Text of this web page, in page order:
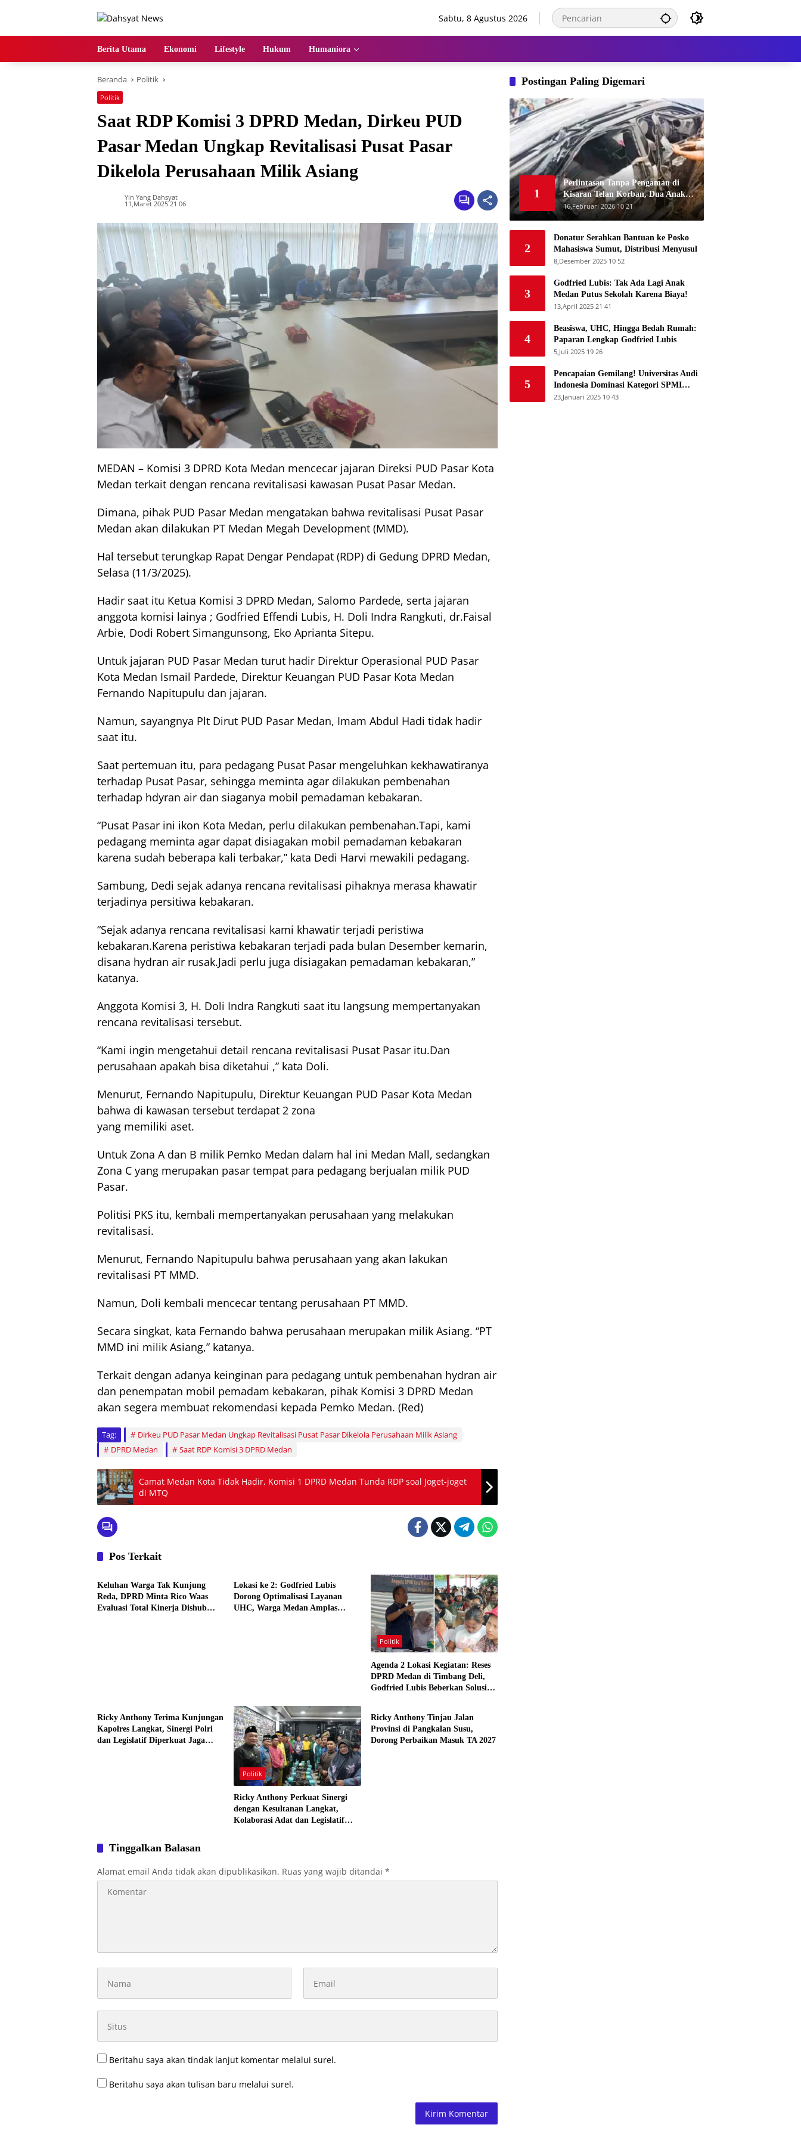
Sabtu, 8 Agustus 2026
Berita Utama Ekonomi Lifestyle Hukum Humaniora
Beranda Politik
Politik
Saat RDP Komisi 3 DPRD Medan, Dirkeu PUD
Pasar Medan Ungkap Revitalisasi Pusat Pasar
Dikelola Perusahaan Milik Asiang
Yin Yang Dahsyat
11,Maret 2025 21 06
MEDAN – Komisi 3 DPRD Kota Medan mencecar jajaran Direksi PUD Pasar Kota
Medan terkait dengan rencana revitalisasi kawasan Pusat Pasar Medan.
Dimana, pihak PUD Pasar Medan mengatakan bahwa revitalisasi Pusat Pasar
Medan akan dilakukan PT Medan Megah Development (MMD).
Hal tersebut terungkap Rapat Dengar Pendapat (RDP) di Gedung DPRD Medan,
Selasa (11/3/2025).
Hadir saat itu Ketua Komisi 3 DPRD Medan, Salomo Pardede, serta jajaran
anggota komisi lainya ; Godfried Effendi Lubis, H. Doli Indra Rangkuti, dr.Faisal
Arbie, Dodi Robert Simangunsong, Eko Aprianta Sitepu.
Untuk jajaran PUD Pasar Medan turut hadir Direktur Operasional PUD Pasar
Kota Medan Ismail Pardede, Direktur Keuangan PUD Pasar Kota Medan
Fernando Napitupulu dan jajaran.
Namun, sayangnya Plt Dirut PUD Pasar Medan, Imam Abdul Hadi tidak hadir
saat itu.
Saat pertemuan itu, para pedagang Pusat Pasar mengeluhkan kekhawatiranya
terhadap Pusat Pasar, sehingga meminta agar dilakukan pembenahan
terhadap hdyran air dan siaganya mobil pemadaman kebakaran.
“Pusat Pasar ini ikon Kota Medan, perlu dilakukan pembenahan.Tapi, kami
pedagang meminta agar dapat disiagakan mobil pemadaman kebakaran
karena sudah beberapa kali terbakar,” kata Dedi Harvi mewakili pedagang.
Sambung, Dedi sejak adanya rencana revitalisasi pihaknya merasa khawatir
terjadinya persitiwa kebakaran.
“Sejak adanya rencana revitalisasi kami khawatir terjadi peristiwa
kebakaran.Karena peristiwa kebakaran terjadi pada bulan Desember kemarin,
disana hydran air rusak.Jadi perlu juga disiagakan pemadaman kebakaran,”
katanya.
Anggota Komisi 3, H. Doli Indra Rangkuti saat itu langsung mempertanyakan
rencana revitalisasi tersebut.
“Kami ingin mengetahui detail rencana revitalisasi Pusat Pasar itu.Dan
perusahaan apakah bisa diketahui ,” kata Doli.
Menurut, Fernando Napitupulu, Direktur Keuangan PUD Pasar Kota Medan
bahwa di kawasan tersebut terdapat 2 zona
yang memiliki aset.
Untuk Zona A dan B milik Pemko Medan dalam hal ini Medan Mall, sedangkan
Zona C yang merupakan pasar tempat para pedagang berjualan milik PUD
Pasar.
Politisi PKS itu, kembali mempertanyakan perusahaan yang melakukan
revitalisasi.
Menurut, Fernando Napitupulu bahwa perusahaan yang akan lakukan
revitalisasi PT MMD.
Namun, Doli kembali mencecar tentang perusahaan PT MMD.
Secara singkat, kata Fernando bahwa perusahaan merupakan milik Asiang. “PT
MMD ini milik Asiang,” katanya.
Terkait dengan adanya keinginan para pedagang untuk pembenahan hydran air
dan penempatan mobil pemadam kebakaran, pihak Komisi 3 DPRD Medan
akan segera membuat rekomendasi kepada Pemko Medan. (Red)
Tag:
Dirkeu PUD Pasar Medan Ungkap Revitalisasi Pusat Pasar Dikelola Perusahaan Milik Asiang
DPRD Medan
Saat RDP Komisi 3 DPRD Medan
Camat Medan Kota Tidak Hadir, Komisi 1 DPRD Medan Tunda RDP soal Joget-joget
di MTQ
Pos Terkait
Politik
Keluhan Warga Tak Kunjung
Reda, DPRD Minta Rico Waas
Evaluasi Total Kinerja Dishub
Lokasi ke 2: Godfried Lubis
Dorong Optimalisasi Layanan
UHC, Warga Medan Amplas
Politik
Agenda 2 Lokasi Kegiatan: Reses
DPRD Medan di Timbang Deli,
Godfried Lubis Beberkan Solusi
Ricky Anthony Terima Kunjungan
Kapolres Langkat, Sinergi Polri
dan Legislatif Diperkuat Jaga
Politik
Ricky Anthony Perkuat Sinergi
dengan Kesultanan Langkat,
Kolaborasi Adat dan Legislatif
Ricky Anthony Tinjau Jalan
Provinsi di Pangkalan Susu,
Dorong Perbaikan Masuk TA 2027
Tinggalkan Balasan
Alamat email Anda tidak akan dipublikasikan. Ruas yang wajib ditandai *
Beritahu saya akan tindak lanjut komentar melalui surel.
Beritahu saya akan tulisan baru melalui surel.
Postingan Paling Digemari
1
Perlintasan Tanpa Pengaman di
Kisaran Telan Korban, Dua Anak
Meninggal Disambar KA Putri Deli
16,Februari 2026 10 21
2
Donatur Serahkan Bantuan ke Posko
Mahasiswa Sumut, Distribusi Menyusul
8,Desember 2025 10 52
3
Godfried Lubis: Tak Ada Lagi Anak
Medan Putus Sekolah Karena Biaya!
13,April 2025 21 41
4
Beasiswa, UHC, Hingga Bedah Rumah:
Paparan Lengkap Godfried Lubis
5,Juli 2025 19 26
5
Pencapaian Gemilang! Universitas Audi
Indonesia Dominasi Kategori SPMI
Terbaik 2024
23,Januari 2025 10 43